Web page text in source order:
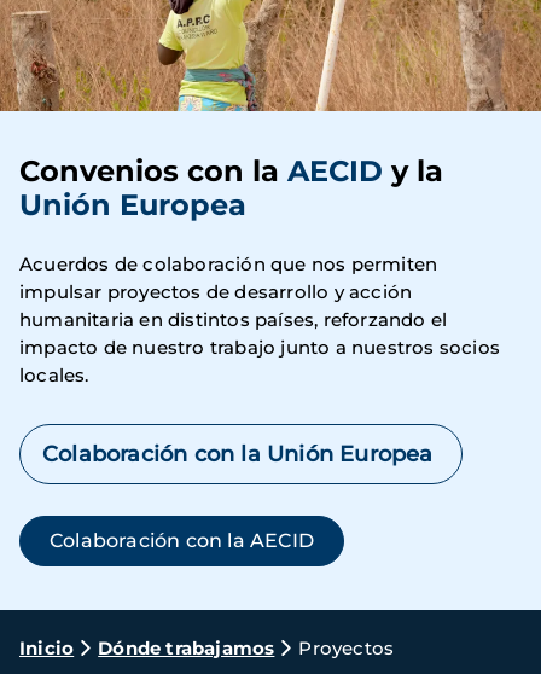
Convenios con la AECID y la
Unión Europea
Acuerdos de colaboración que nos permiten
impulsar proyectos de desarrollo y acción
humanitaria en distintos países, reforzando el
impacto de nuestro trabajo junto a nuestros socios
locales.
Colaboración con la Unión Europea
Colaboración con la AECID
Ruta
Inicio Dónde trabajamos Proyectos